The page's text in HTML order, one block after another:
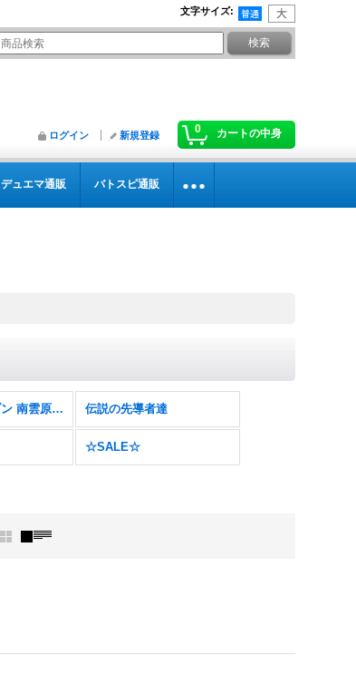
文字サイズ:
0 カートの中身
ログイン 新規登録
デュエマ通販 バトスピ通販
イナズマイレブン 南雲原中＆雷門中クロニクル 伝説の先導者達
☆SALE☆